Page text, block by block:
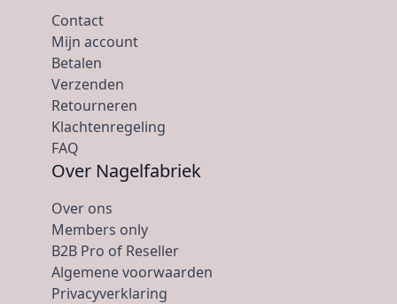
Contact
Mijn account
Betalen
Verzenden
Retourneren
Klachtenregeling
FAQ
Over Nagelfabriek
Over ons
Members only
B2B Pro of Reseller
Algemene voorwaarden
Privacyverklaring